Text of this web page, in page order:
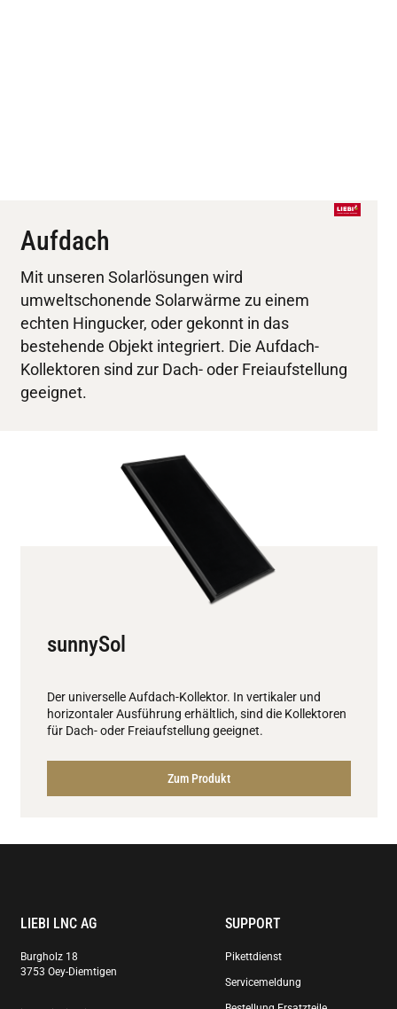
Aufdach
Mit unseren Solarlösungen wird
umweltschonende Solarwärme zu einem
echten Hingucker, oder gekonnt in das
bestehende Objekt integriert. Die Aufdach-
Kollektoren sind zur Dach- oder Freiaufstellung
geeignet.
sunnySol
Der universelle Aufdach-Kollektor. In vertikaler und
horizontaler Ausführung erhältlich, sind die Kollektoren
für Dach- oder Freiaufstellung geeignet.
Zum Produkt
LIEBI LNC AG
Burgholz 18
3753 Oey-Diemtigen
SUPPORT
Pikettdienst
Servicemeldung